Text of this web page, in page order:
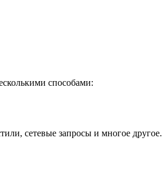
способами:
сетевые запросы и многое другое.